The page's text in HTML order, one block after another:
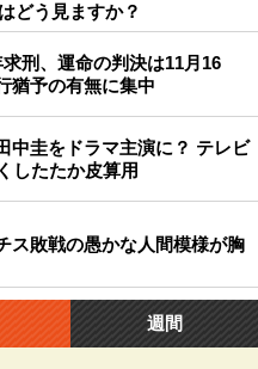
どう見ますか？
刑、運命の判決は11月16
猶予の有無に集中
中圭をドラマ主演に？ テレビ
したたか皮算用
ス敗戦の愚かな人間模様が胸
週間